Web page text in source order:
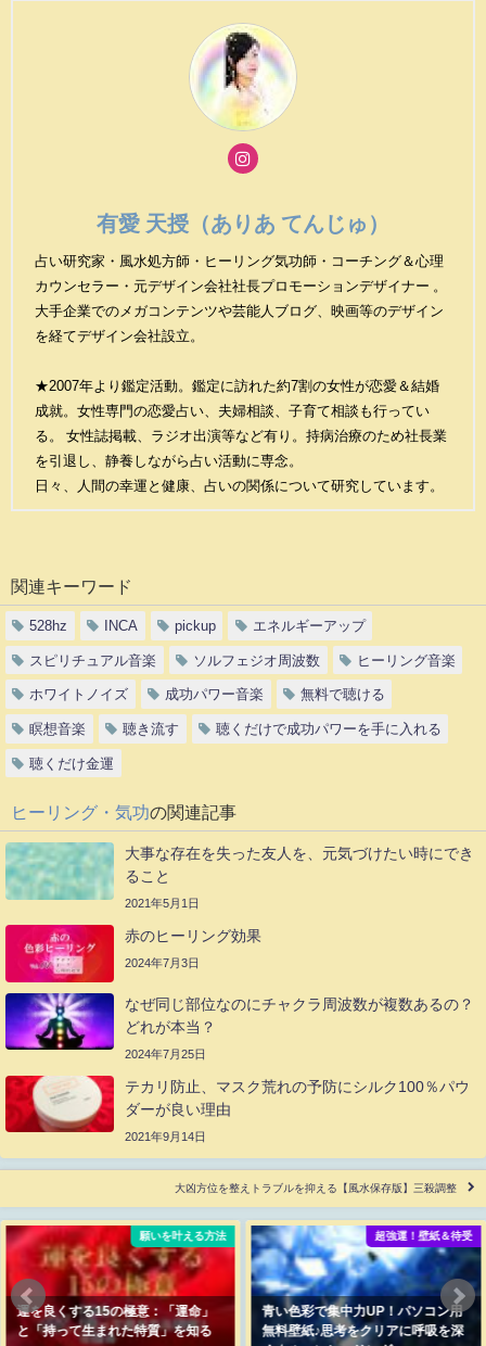
有愛 天授（ありあ てんじゅ）
占い研究家・風水処方師・ヒーリング気功師・コーチング＆心理
カウンセラー・元デザイン会社社長プロモーションデザイナー 。
大手企業でのメガコンテンツや芸能人ブログ、映画等のデザイン
を経てデザイン会社設立。
★2007年より鑑定活動。鑑定に訪れた約7割の女性が恋愛＆結婚
成就。女性専門の恋愛占い、夫婦相談、子育て相談も行ってい
る。 女性誌掲載、ラジオ出演等など有り。持病治療のため社長業
を引退し、静養しながら占い活動に専念。
日々、人間の幸運と健康、占いの関係について研究しています。
関連キーワード
528hz INCA pickup エネルギーアップ
スピリチュアル音楽 ソルフェジオ周波数 ヒーリング音楽
ホワイトノイズ 成功パワー音楽 無料で聴ける
瞑想音楽 聴き流す 聴くだけで成功パワーを手に入れる
聴くだけ金運
ヒーリング・気功の関連記事
大事な存在を失った友人を、元気づけたい時にでき
ること
2021年5月1日
赤のヒーリング効果
2024年7月3日
なぜ同じ部位なのにチャクラ周波数が複数あるの？
どれが本当？
2024年7月25日
テカリ防止、マスク荒れの予防にシルク100％パウ
ダーが良い理由
2021年9月14日
大凶方位を整えトラブルを抑える【風水保存版】三殺調整
願いを叶える方法
運を良くする15の極意：「運命」
と「持って生まれた特質」を知る
超強運！壁紙＆待受
青い色彩で集中力UP！パソコン用
無料壁紙♪思考をクリアに呼吸を深